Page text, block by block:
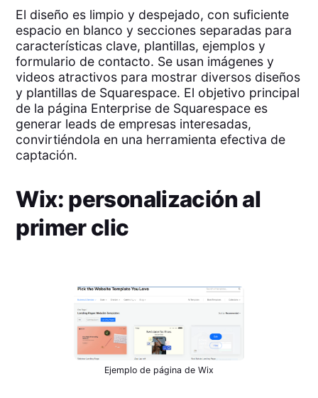
El diseño es limpio y despejado, con suficiente
espacio en blanco y secciones separadas para
características clave, plantillas, ejemplos y
formulario de contacto. Se usan imágenes y
videos atractivos para mostrar diversos diseños
y plantillas de Squarespace. El objetivo principal
de la página Enterprise de Squarespace es
generar leads de empresas interesadas,
convirtiéndola en una herramienta efectiva de
captación.
Wix: personalización al
primer clic
Ejemplo de página de Wix